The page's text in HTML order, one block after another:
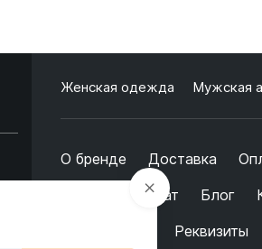
Женская одежда Мужская
О бренде Доставка
Обмен и возврат
Блог
Реквизиты